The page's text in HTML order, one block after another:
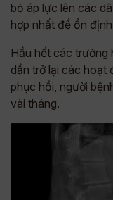
bỏ áp lực lên các
hợp nhất để ổn
Hầu hết các
dần trở lại các hoạt
phục hồi, người
vài tháng.